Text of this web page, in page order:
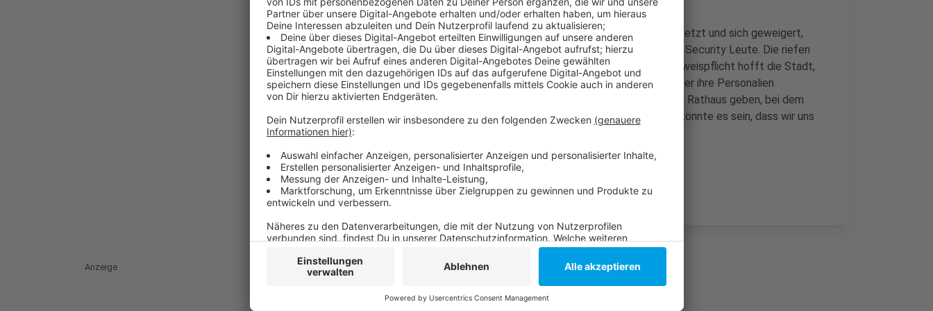
Rund 60 Jugendliche hatten den Sprungturm und die Rutsche besetzt und sich geweigert,
damit aufzuhören. Außerdem bedrohten sie Schwimmmeister und Security Leute. Die riefen
daraufhin die Polizei und ließen das Bad räumen. Mit Hilfe der Ausweispflicht hofft die Stadt,
dass solche Vorfälle nicht mehr passieren, weil die Freibadbesucher ihre Personalien
hinterlassen müssen. Heute Vormittag soll es noch ein Treffen im Rathaus geben, bei dem
weitere Maßnahmen beschlossen werden sollen. Unter anderem könnte es sein, dass wir uns
Anzeige
Anzeige